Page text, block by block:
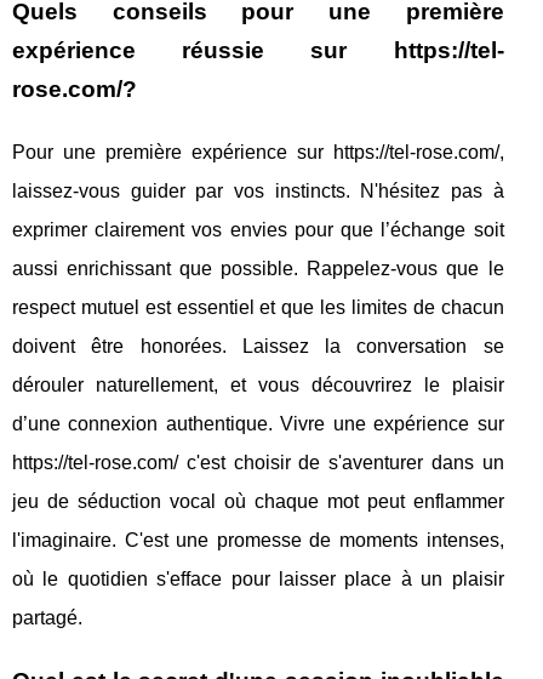
Quels conseils pour une première
expérience réussie sur https://tel-
rose.com/?
Pour une première expérience sur https://tel-rose.com/,
laissez-vous guider par vos instincts. N'hésitez pas à
exprimer clairement vos envies pour que l’échange soit
aussi enrichissant que possible. Rappelez-vous que le
respect mutuel est essentiel et que les limites de chacun
doivent être honorées. Laissez la conversation se
dérouler naturellement, et vous découvrirez le plaisir
d’une connexion authentique. Vivre une expérience sur
https://tel-rose.com/ c'est choisir de s'aventurer dans un
jeu de séduction vocal où chaque mot peut enflammer
l'imaginaire. C'est une promesse de moments intenses,
où le quotidien s'efface pour laisser place à un plaisir
partagé.